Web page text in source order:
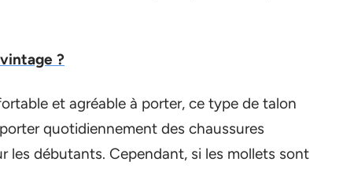
?
et agréable à porter, ce type de talon
quotidiennement des chaussures
les débutants. Cependant, si les mollets sont